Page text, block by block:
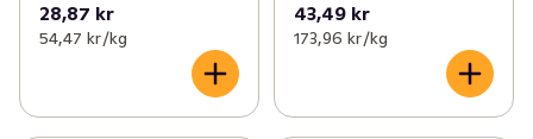
28,87 kr
54,47 kr /kg
43,49 kr
173,96 kr /kg